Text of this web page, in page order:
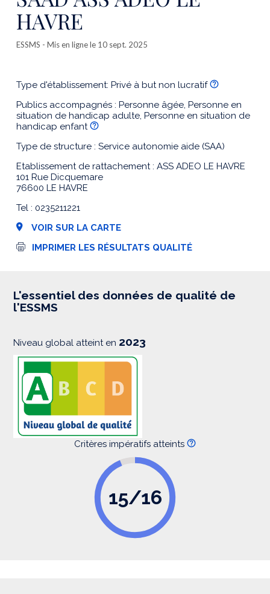
HAVRE
ESSMS - Mis en ligne le 10 sept. 2025
Type d'établissement: Privé à but non lucratif
Publics accompagnés : Personne âgée, Personne en
situation de handicap adulte, Personne en situation de
handicap enfant
Type de structure : Service autonomie aide (SAA)
Etablissement de rattachement : ASS ADEO LE HAVRE
101 Rue Dicquemare
76600 LE HAVRE
Tel : 0235211221
VOIR SUR LA CARTE
I
s
i
IMPRIMER LES RÉSULTATS QUALITÉ
L'essentiel des données de qualité de
l'ESSMS
Niveau global atteint en 2023
Critères impératifs atteints
15/16